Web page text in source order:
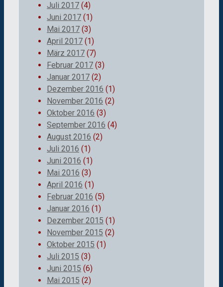
Juli 2017 (4)
Juni 2017 (1)
Mai 2017 (3)
April 2017 (1)
März 2017 (7)
Februar 2017 (3)
Januar 2017 (2)
Dezember 2016 (1)
November 2016 (2)
Oktober 2016 (3)
September 2016 (4)
August 2016 (2)
Juli 2016 (1)
Juni 2016 (1)
Mai 2016 (3)
April 2016 (1)
Februar 2016 (5)
Januar 2016 (1)
Dezember 2015 (1)
November 2015 (2)
Oktober 2015 (1)
Juli 2015 (3)
Juni 2015 (6)
Mai 2015 (2)